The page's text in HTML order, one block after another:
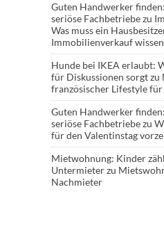
Guten Handwerker
seriöse Fachbetriebezu
Was muss ein
Immobilienverkauf
Hunde bei IKEA erlaubt:
für Diskussionen sorgtzu
französischer Lifestyle für
Guten Handwerker
seriöse Fachbetriebezu
für den Valentinstag
Mietwohnung: Kinder
Untermieterzu
Nachmieter